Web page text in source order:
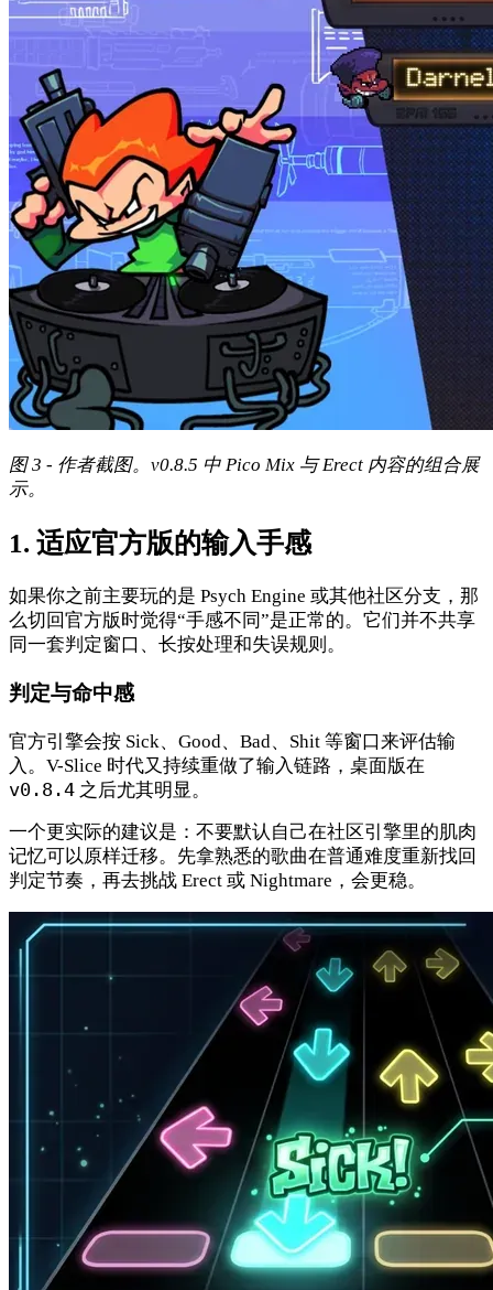
图 3 - 作者截图。v0.8.5 中 Pico Mix 与 Erect 内容的组合展
示。
1. 适应官方版的输入手感
如果你之前主要玩的是 Psych Engine 或其他社区分支，那
么切回官方版时觉得“手感不同”是正常的。它们并不共享
同一套判定窗口、长按处理和失误规则。
判定与命中感
官方引擎会按 Sick、Good、Bad、Shit 等窗口来评估输
入。V-Slice 时代又持续重做了输入链路，桌面版在
v0.8.4 之后尤其明显。
一个更实际的建议是：不要默认自己在社区引擎里的肌肉
记忆可以原样迁移。先拿熟悉的歌曲在普通难度重新找回
判定节奏，再去挑战 Erect 或 Nightmare，会更稳。